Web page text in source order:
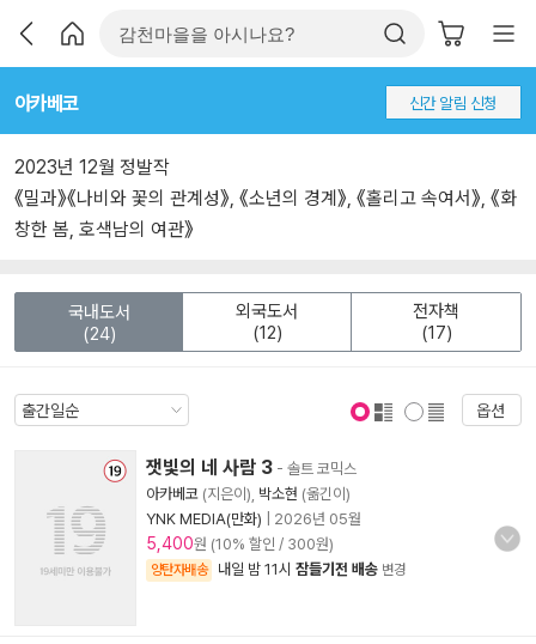
아카베코 신간 알림 신청
2023년 12월 정발작
《밀과》《나비와 꽃의 관계성》, 《소년의 경계》, 《홀리고 속여서》, 《화
창한 봄, 호색남의 여관》
국내도서
(24)
외국도서
(12)
전자책
(17)
옵션
잿빛의 네 사람 3 - 솔트 코믹스
아카베코 (지은이), 박소현 (옮긴이)
YNK MEDIA(만화)
2026년 05월
5,400원 (10% 할인 / 300원)
양탄자배송 내일 밤 11시 잠들기전 배송 변경